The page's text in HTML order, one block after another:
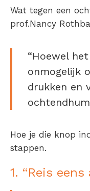
Wat tegen een
prof.Nancy
“Hoewel
onmogelijk
drukken en
Hoe je die knop
stappen.
1. “Reis eens